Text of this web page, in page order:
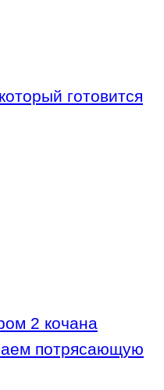
готовится
2 кочана
потрясающую